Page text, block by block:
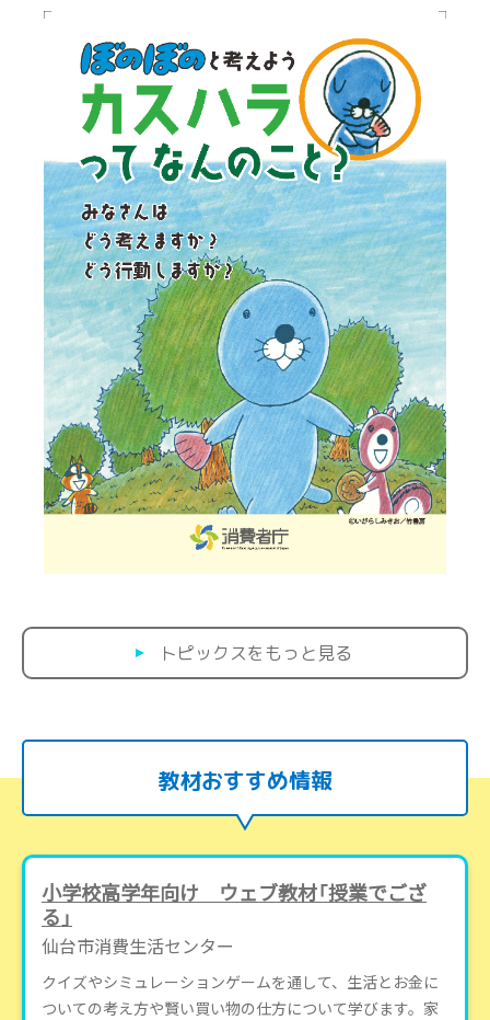
トピックスをもっと見る
教材おすすめ情報
小学校高学年向け ウェブ教材「授業でござ
る」
仙台市消費生活センター
クイズやシミュレーションゲームを通して、生活とお金に
ついての考え方や賢い買い物の仕方について学びます。家